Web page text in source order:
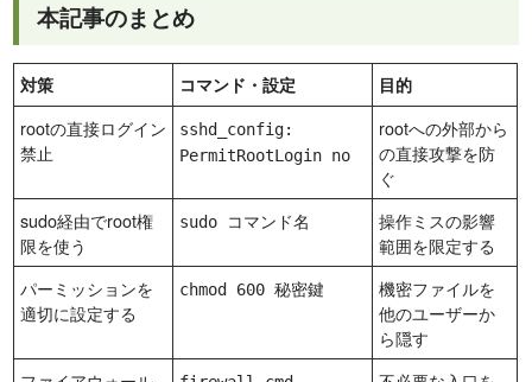
本記事のまとめ
対策 コマンド・設定 目的
rootの直接ログイン
禁止
sshd_config:
PermitRootLogin no
rootへの外部から
の直接攻撃を防
ぐ
sudo経由でroot権
限を使う
sudo コマンド名
操作ミスの影響
範囲を限定する
パーミッションを
適切に設定する
chmod 600 秘密鍵
機密ファイルを
他のユーザーか
ら隠す